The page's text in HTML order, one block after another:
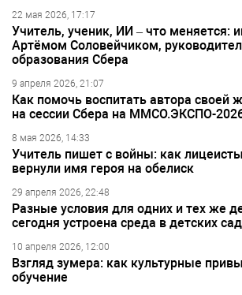
22 мая 2026, 17:17
Учитель, ученик, ИИ – что меняется:
Артёмом Соловейчиком,
образования Сбера
9 апреля 2026, 21:07
Как помочь воспитать автора своей
на сессии Сбера на ММСО.ЭКСПО-
8 мая 2026, 14:33
Учитель пишет с войны: как
вернули имя героя на обелиск
29 апреля 2026, 22:48
Разные условия для одних и тех же
сегодня устроена среда в детских
10 апреля 2026, 12:00
Взгляд зумера: как культурные
обучение